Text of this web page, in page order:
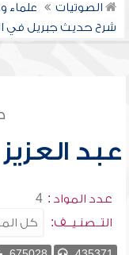
الصوتيات علماء
شرح حديث جبريل في
عبد
عدد المواد : 4
التــصنـيــف: